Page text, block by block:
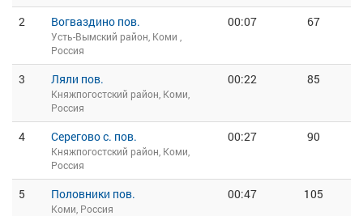
2 Вогваздино пов.
Усть-Вымский район, Коми ,
Россия
00:07 67
3 Ляли пов.
Княжпогостский район, Коми,
Россия
00:22 85
4 Серегово с. пов.
Княжпогостский район, Коми,
Россия
00:27 90
5 Половники пов.
Коми, Россия
00:47 105